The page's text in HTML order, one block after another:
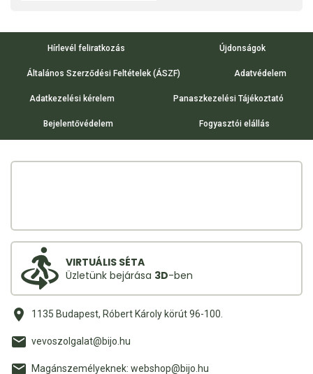
Hírlevél feliratkozás Újdonságok
Általános Szerződési Feltételek (ÁSZF) Adatvédelem
Adatkezelési kérelem Panaszkezelési Tájékoztató
Bejelentővédelem Fogyasztói elállás
VIRTUÁLIS SÉTA
Üzletünk bejárása 3D-ben
1135 Budapest, Róbert Károly körút 96-100.
vevoszolgalat@bijo.hu
Magánszemélyeknek: webshop@bijo.hu